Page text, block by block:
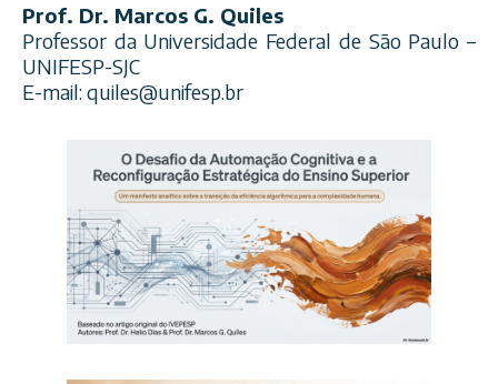
Prof. Dr. Marcos G. Quiles
Professor da Universidade Federal de São Paulo –
UNIFESP-SJC
E-mail: quiles@unifesp.br